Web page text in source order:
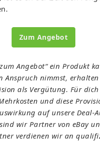
Zum Angebot
Angebot“ ein Produkt
Anspruch nimmst,
als Vergütung. Für dich
und diese
auf unsere Deal-
wir Partner von eBay
verdienen wir an